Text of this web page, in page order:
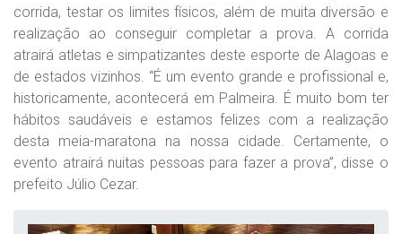
corrida, testar os limites físicos, além de muita diversão e
realização ao conseguir completar a prova. A corrida
atrairá atletas e simpatizantes deste esporte de Alagoas e
de estados vizinhos. “É um evento grande e profissional e,
historicamente, acontecerá em Palmeira. É muito bom ter
hábitos saudáveis e estamos felizes com a realização
desta meia-maratona na nossa cidade. Certamente, o
evento atrairá nuitas pessoas para fazer a prova”, disse o
prefeito Júlio Cezar.